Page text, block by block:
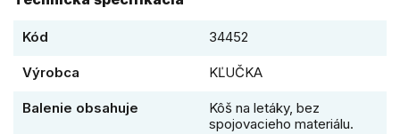
Kód 34452
Výrobca KĽUČKA
Balenie obsahuje
Kôš na letáky, bez
spojovacieho materiálu.